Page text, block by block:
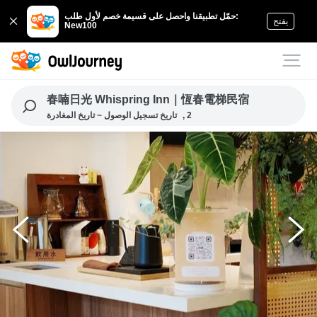
حمّل تطبيقنا واحصل على قسيمة خصم لأول طلب:
New100
يفتح
春喃日光 Whispring Inn｜恆春電梯民宿
تاريخ تسجيل الوصول ~ تاريخ المغادرة , 2